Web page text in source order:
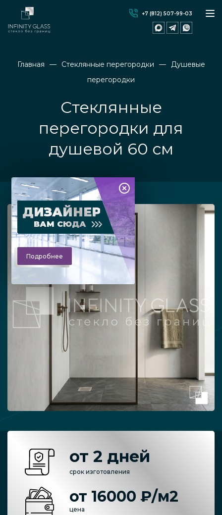
+7 (812) 507-99-03
Главная Стеклянные перегородки
Душевые
перегородки
Стеклянные
перегородки для
душевой 60 см
ДИЗАЙНЕР
ВАМ СЮДА
Подробнее
от 2 дней
срок изготовления
от 16000 ₽/м2
цена